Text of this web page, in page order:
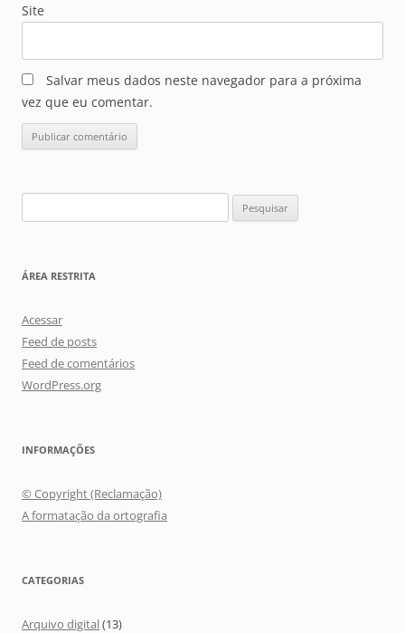
Site
Salvar meus dados neste navegador para a próxima
vez que eu comentar.
por:
ÁREA RESTRITA
Acessar
Feed de posts
Feed de comentários
WordPress.org
INFORMAÇÕES
© Copyright (Reclamação)
A formatação da ortografia
CATEGORIAS
Arquivo digital(13)